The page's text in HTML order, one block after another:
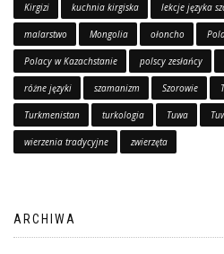
Kirgizi kuchnia kirgiska lekcje języka
malarstwo Mongolia ołoncho
Polacy w Kazachstanie polscy zesłańcy
różne języki szamanizm Szorowie
Turkmenistan turkologia Tuwa
wierzenia tradycyjne zwierzęta
ARCHIWA